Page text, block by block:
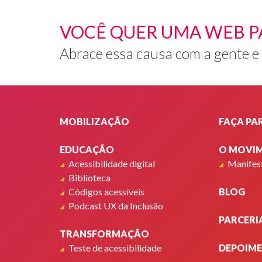
Veste
uma
e
apoiada
em
parede
vidro
com
de
VOCÊ QUER UMA WEB
Abrace essa causa com a gente e
MOBILIZAÇÃO
EDUCAÇÃO
Acessibilidade digital
Biblioteca
Códigos acessíveis
Podcast UX da Inclusão
TRANSFORMAÇÃO
Teste de acessibilidade
FAÇA
O
BLOG